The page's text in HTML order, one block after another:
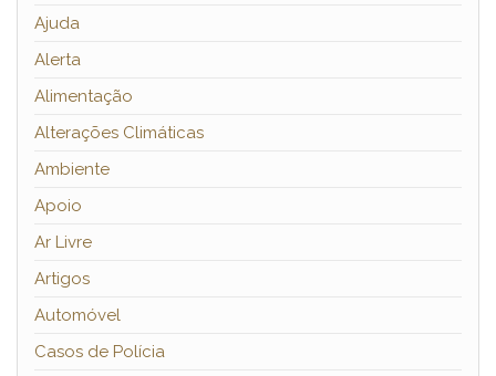
Ajuda
Alerta
Alimentação
Alterações Climáticas
Ambiente
Apoio
Ar Livre
Artigos
Automóvel
Casos de Polícia